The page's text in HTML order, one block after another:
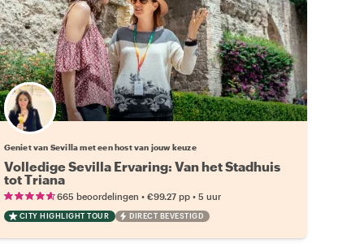
Kies jouw favoriete local
Geniet van Sevilla met een host van jouw keuze
Volledige Sevilla Ervaring: Van het Stadhuis
tot Triana
665 beoordelingen • €99.27 pp• 5 uur
CITY HIGHLIGHT TOUR DIRECT BEVESTIGD